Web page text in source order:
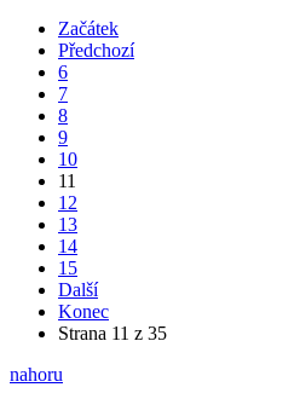
Začátek
Předchozí
6
7
8
9
10
11
12
13
14
15
Další
Konec
Strana 11 z 35
nahoru